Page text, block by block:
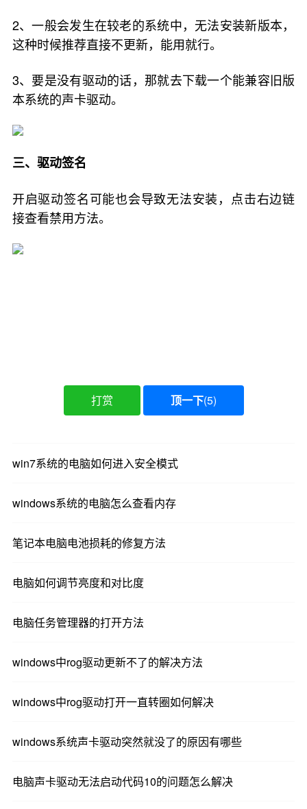
2、一般会发生在较老的系统中，无法安装新版本，
这种时候推荐直接不更新，能用就行。
3、要是没有驱动的话，那就去下载一个能兼容旧版
本系统的声卡驱动。
三、驱动签名
开启驱动签名可能也会导致无法安装，点击右边链
接查看禁用方法。
打赏 顶一下(5)
win7系统的电脑如何进入安全模式
windows系统的电脑怎么查看内存
笔记本电脑电池损耗的修复方法
电脑如何调节亮度和对比度
电脑任务管理器的打开方法
windows中rog驱动更新不了的解决方法
windows中rog驱动打开一直转圈如何解决
windows系统声卡驱动突然就没了的原因有哪些
电脑声卡驱动无法启动代码10的问题怎么解决